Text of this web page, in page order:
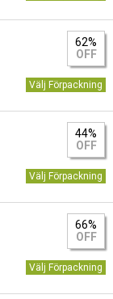
62%
OFF
Välj Förpackning
44%
OFF
Välj Förpackning
66%
OFF
Välj Förpackning